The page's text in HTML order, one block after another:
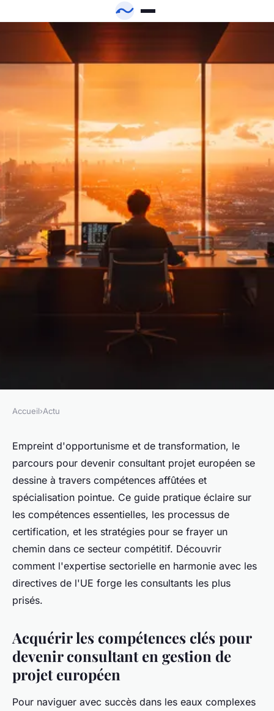
Clés pour devenir consultant
projet européen
Lucas•19 mai 2024•4 min de lecture
Accueil›Actu
Empreint d'opportunisme et de transformation, le
parcours pour devenir consultant projet européen se
dessine à travers compétences affûtées et
spécialisation pointue. Ce guide pratique éclaire sur
les compétences essentielles, les processus de
certification, et les stratégies pour se frayer un
chemin dans ce secteur compétitif. Découvrir
comment l'expertise sectorielle en harmonie avec les
directives de l'UE forge les consultants les plus
prisés.
Acquérir les compétences clés pour
devenir consultant en gestion de
projet européen
Pour naviguer avec succès dans les eaux complexes